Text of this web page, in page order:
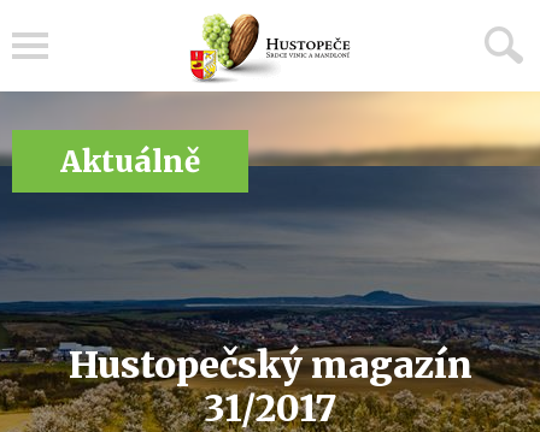
Aktuálně
Hustopečský magazín
31/2017